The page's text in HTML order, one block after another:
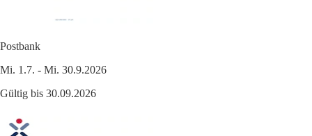
Postbank
Mi. 1.7. - Mi. 30.9.2026
Gültig bis 30.09.2026